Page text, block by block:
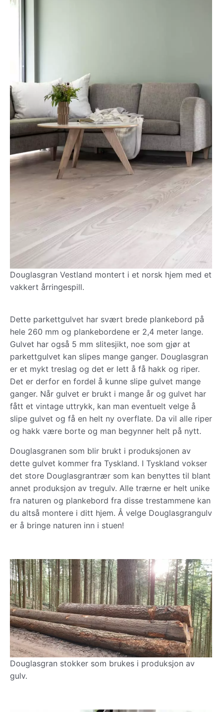
Douglasgran Vestland montert i et norsk hjem med et
vakkert årringespill.
Dette parkettgulvet har svært brede plankebord på
hele 260 mm og plankebordene er 2,4 meter lange.
Gulvet har også 5 mm slitesjikt, noe som gjør at
parkettgulvet kan slipes mange ganger. Douglasgran
er et mykt treslag og det er lett å få hakk og riper.
Det er derfor en fordel å kunne slipe gulvet mange
ganger. Når gulvet er brukt i mange år og gulvet har
fått et vintage uttrykk, kan man eventuelt velge å
slipe gulvet og få en helt ny overflate. Da vil alle riper
og hakk være borte og man begynner helt på nytt.
Douglasgranen som blir brukt i produksjonen av
dette gulvet kommer fra Tyskland. I Tyskland vokser
det store Douglasgrantrær som kan benyttes til blant
annet produksjon av tregulv. Alle trærne er helt unike
fra naturen og plankebord fra disse trestammene kan
du altså montere i ditt hjem. Å velge Douglasgrangulv
er å bringe naturen inn i stuen!
Douglasgran stokker som brukes i produksjon av
gulv.